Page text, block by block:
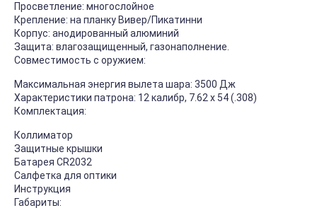
Просветление: многослойное
Крепление: на планку Вивер/Пикатинни
Корпус: анодированный алюминий
Защита: влагозащищенный, газонаполнение.
Совместимость с оружием:
Максимальная энергия вылета шара: 3500 Дж
Характеристики патрона: 12 калибр, 7.62 х 54 (.308)
Комплектация:
Коллиматор
Защитные крышки
Батарея CR2032
Салфетка для оптики
Инструкция
Габариты: